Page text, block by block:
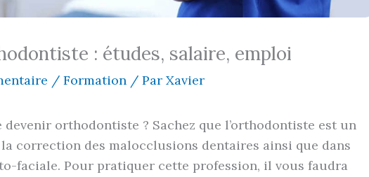
: études, salaire, emploi
/Formation / ParXavier
devenir orthodontiste ? Sachez que l’orthodontiste est un
correction des malocclusions dentaires ainsi que dans
faciale. Pour pratiquer cette profession, il vous faudra